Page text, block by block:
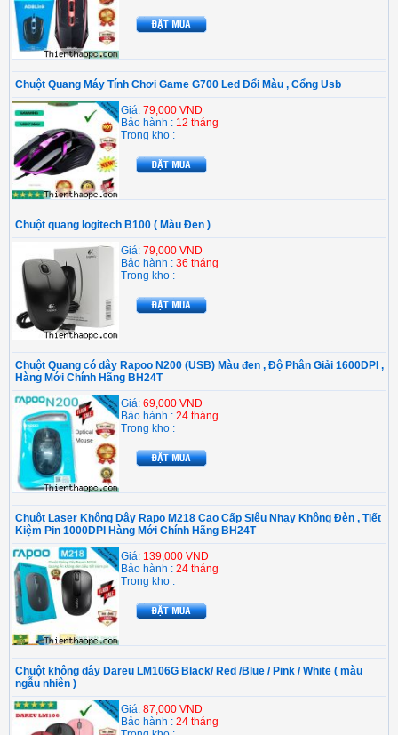
Chuột Quang Máy Tính Chơi Game G700 Led Đổi Màu , Cổng Usb
Giá: 79,000 VND
Bảo hành : 12 tháng
Trong kho :
Chuột quang logitech B100 ( Màu Đen )
Giá: 79,000 VND
Bảo hành : 36 tháng
Trong kho :
Chuột Quang có dây Rapoo N200 (USB) Màu đen , Độ Phân Giải 1600DPI ,
Hàng Mới Chính Hãng BH24T
Giá: 69,000 VND
Bảo hành : 24 tháng
Trong kho :
Chuột Laser Không Dây Rapo M218 Cao Cấp Siêu Nhạy Không Đèn , Tiết
Kiệm Pin 1000DPI Hàng Mới Chính Hãng BH24T
Giá: 139,000 VND
Bảo hành : 24 tháng
Trong kho :
Chuột không dây Dareu LM106G Black/ Red /Blue / Pink / White ( màu
ngẫu nhiên )
Giá: 87,000 VND
Bảo hành : 24 tháng